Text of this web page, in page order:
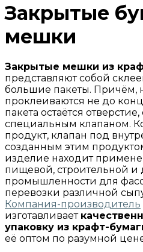
Закрытые
мешки
Закрытые мешки из
представляют собой
большие пакеты. Причём,
проклеиваются не до
пакета остаётся
специальным клапаном.
продукт, клапан под
созданным этим
изделие находит
пищевой, строительной и
промышленности для
перевозки различной
Компания-производитель
изготавливает
упаковку из крафт-
её оптом по разумной